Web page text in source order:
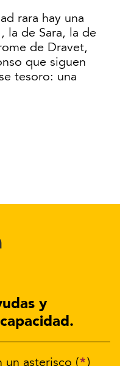
rara hay una
la de Sara, la de
de Dravet,
que siguen
tesoro: una
y
un asterisco (*)